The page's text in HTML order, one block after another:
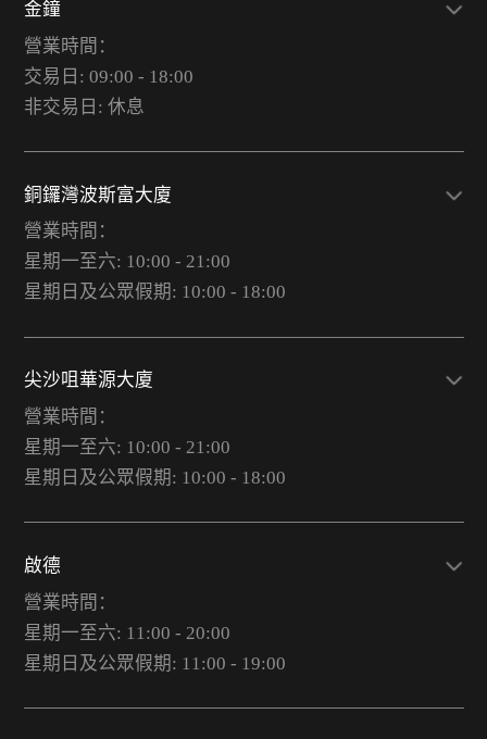
金鐘
營業時間：
交易日: 09:00 - 18:00
非交易日: 休息
銅鑼灣波斯富大廈
營業時間：
星期一至六: 10:00 - 21:00
星期日及公眾假期: 10:00 - 18:00
尖沙咀華源大廈
營業時間：
星期一至六: 10:00 - 21:00
星期日及公眾假期: 10:00 - 18:00
啟德
營業時間：
星期一至六: 11:00 - 20:00
星期日及公眾假期: 11:00 - 19:00